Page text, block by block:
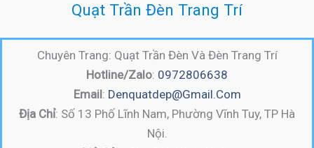
Quạt Trần Đèn Trang Trí
Chuyên Trang: Quạt Trần Đèn Và Đèn Trang Trí
Hotline/Zalo: 0972806638
Email: Denquatdep@gmail.com
Địa Chỉ: Số 13 Phố Lĩnh Nam, Phường Vĩnh Tuy, TP Hà
Nội.